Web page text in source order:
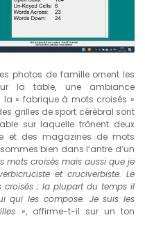
photos de famille ornent les
la table, une ambiance
« fabrique à mots croisés »
grilles de sport cérébral sont
sur laquelle trônent deux
et des magazines de mots
bien dans l’antre d’un
mots croisés mais aussi que je
et cruciverbiste. Le
croisés ; la plupart du temps il
qui les compose. Je suis les
», affirme-t-il sur un ton